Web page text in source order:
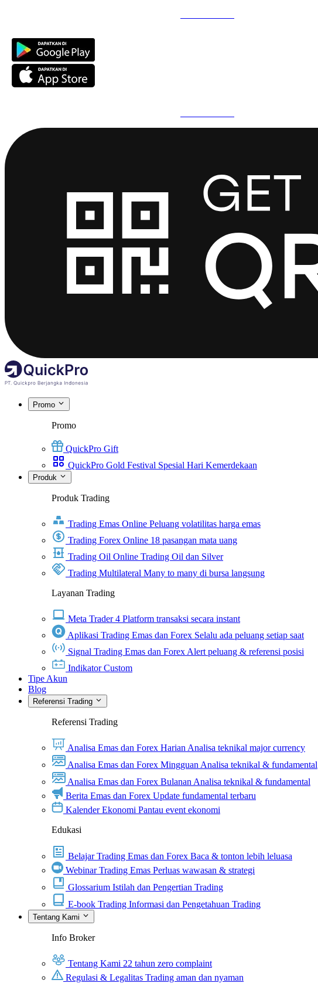
Promo
Promo
QuickPro Gift
QuickPro Gold Festival Spesial Hari Kemerdekaan
Produk
Produk Trading
Trading Emas Online Peluang volatilitas harga emas
Trading Forex Online 18 pasangan mata uang
Trading Oil Online Trading Oil dan Silver
Trading Multilateral Many to many di bursa langsung
Layanan Trading
Meta Trader 4 Platform transaksi secara instant
Aplikasi Trading Emas dan Forex Selalu ada peluang setiap saat
Signal Trading Emas dan Forex Alert peluang & referensi posisi
Indikator Custom
Tipe Akun
Blog
Referensi Trading
Referensi Trading
Analisa Emas dan Forex HarianAnalisa teknikal major currency
Analisa Emas dan Forex MingguanAnalisa teknikal & fundamental
Analisa Emas dan Forex BulananAnalisa teknikal & fundamental
Berita Emas dan Forex Update fundamental terbaru
Kalender Ekonomi Pantau event ekonomi
Edukasi
Belajar Trading Emas dan Forex Baca & tonton lebih leluasa
Webinar Trading Emas Perluas wawasan & strategi
Glossarium Istilah dan Pengertian Trading
E-book Trading Informasi dan Pengetahuan Trading
Tentang Kami
Info Broker
Tentang Kami 22 tahun zero complaint
Regulasi & Legalitas Trading aman dan nyaman